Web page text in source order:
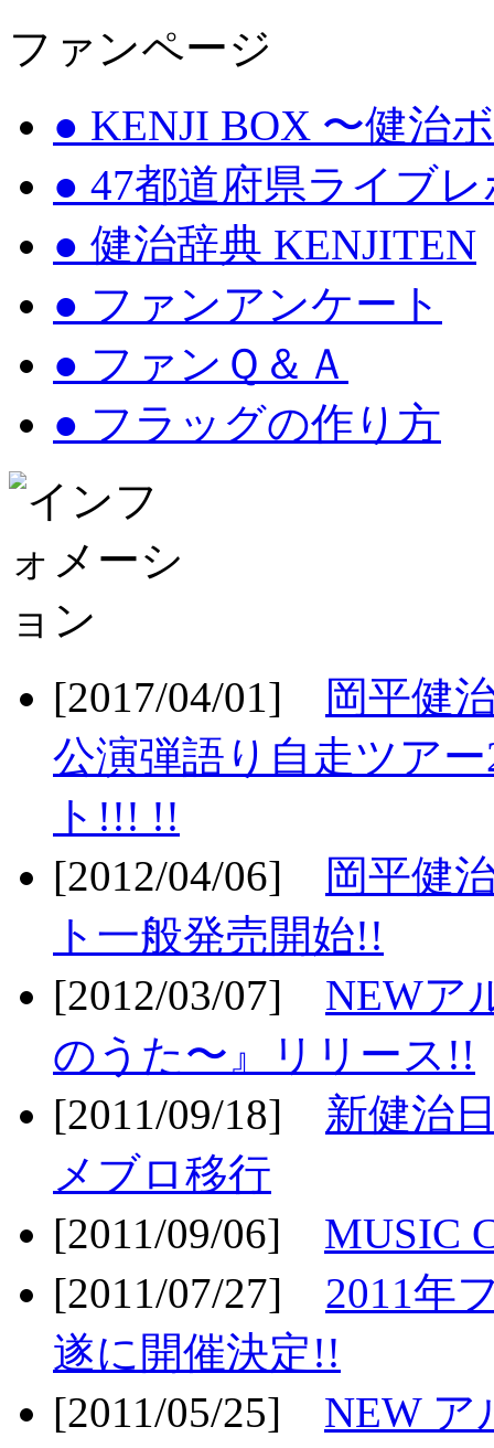
ファンページ
● KENJI BOX 〜健治
● 47都道府県ライブ
● 健治辞典 KENJITEN
● ファンアンケート
● ファンＱ＆Ａ
● フラッグの作り方
[2017/04/01]
岡平健
公演弾語り自走ツア
ト!!! !!
[2012/04/06]
岡平健
ト一般発売開始!!
[2012/03/07] NEWア
のうた〜』リリース!!
[2011/09/18] 新健治
メブロ移行
[2011/09/06] MUSIC
[2011/07/27] 2011年
遂に開催決定!!
[2011/05/25] NEW